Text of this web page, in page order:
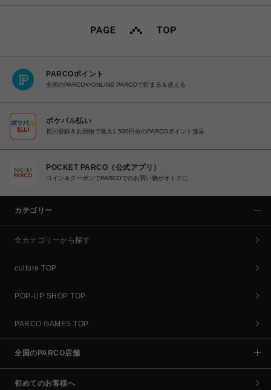
PARCOポイント
全国のPARCOやONLINE PARCOで貯まる＆使える
ポケパル払い
初回登録＆お買物で最大1,500円分のPARCOポイント進呈
POCKET PARCO（公式アプリ）
コイン＆クーポンでPARCOでのお買い物がオトクに
カテゴリー
全カテゴリーから探す
culture TOP
POP-UP SHOP TOP
PARCO GAMES TOP
全国のPARCO店舗
初めてのお客様へ